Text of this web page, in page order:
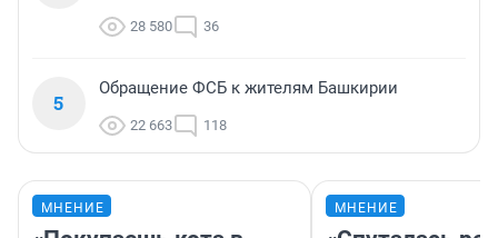
28 580 36
5
Обращение ФСБ к жителям Башкирии
22 663 118
МНЕНИЕ МНЕНИЕ